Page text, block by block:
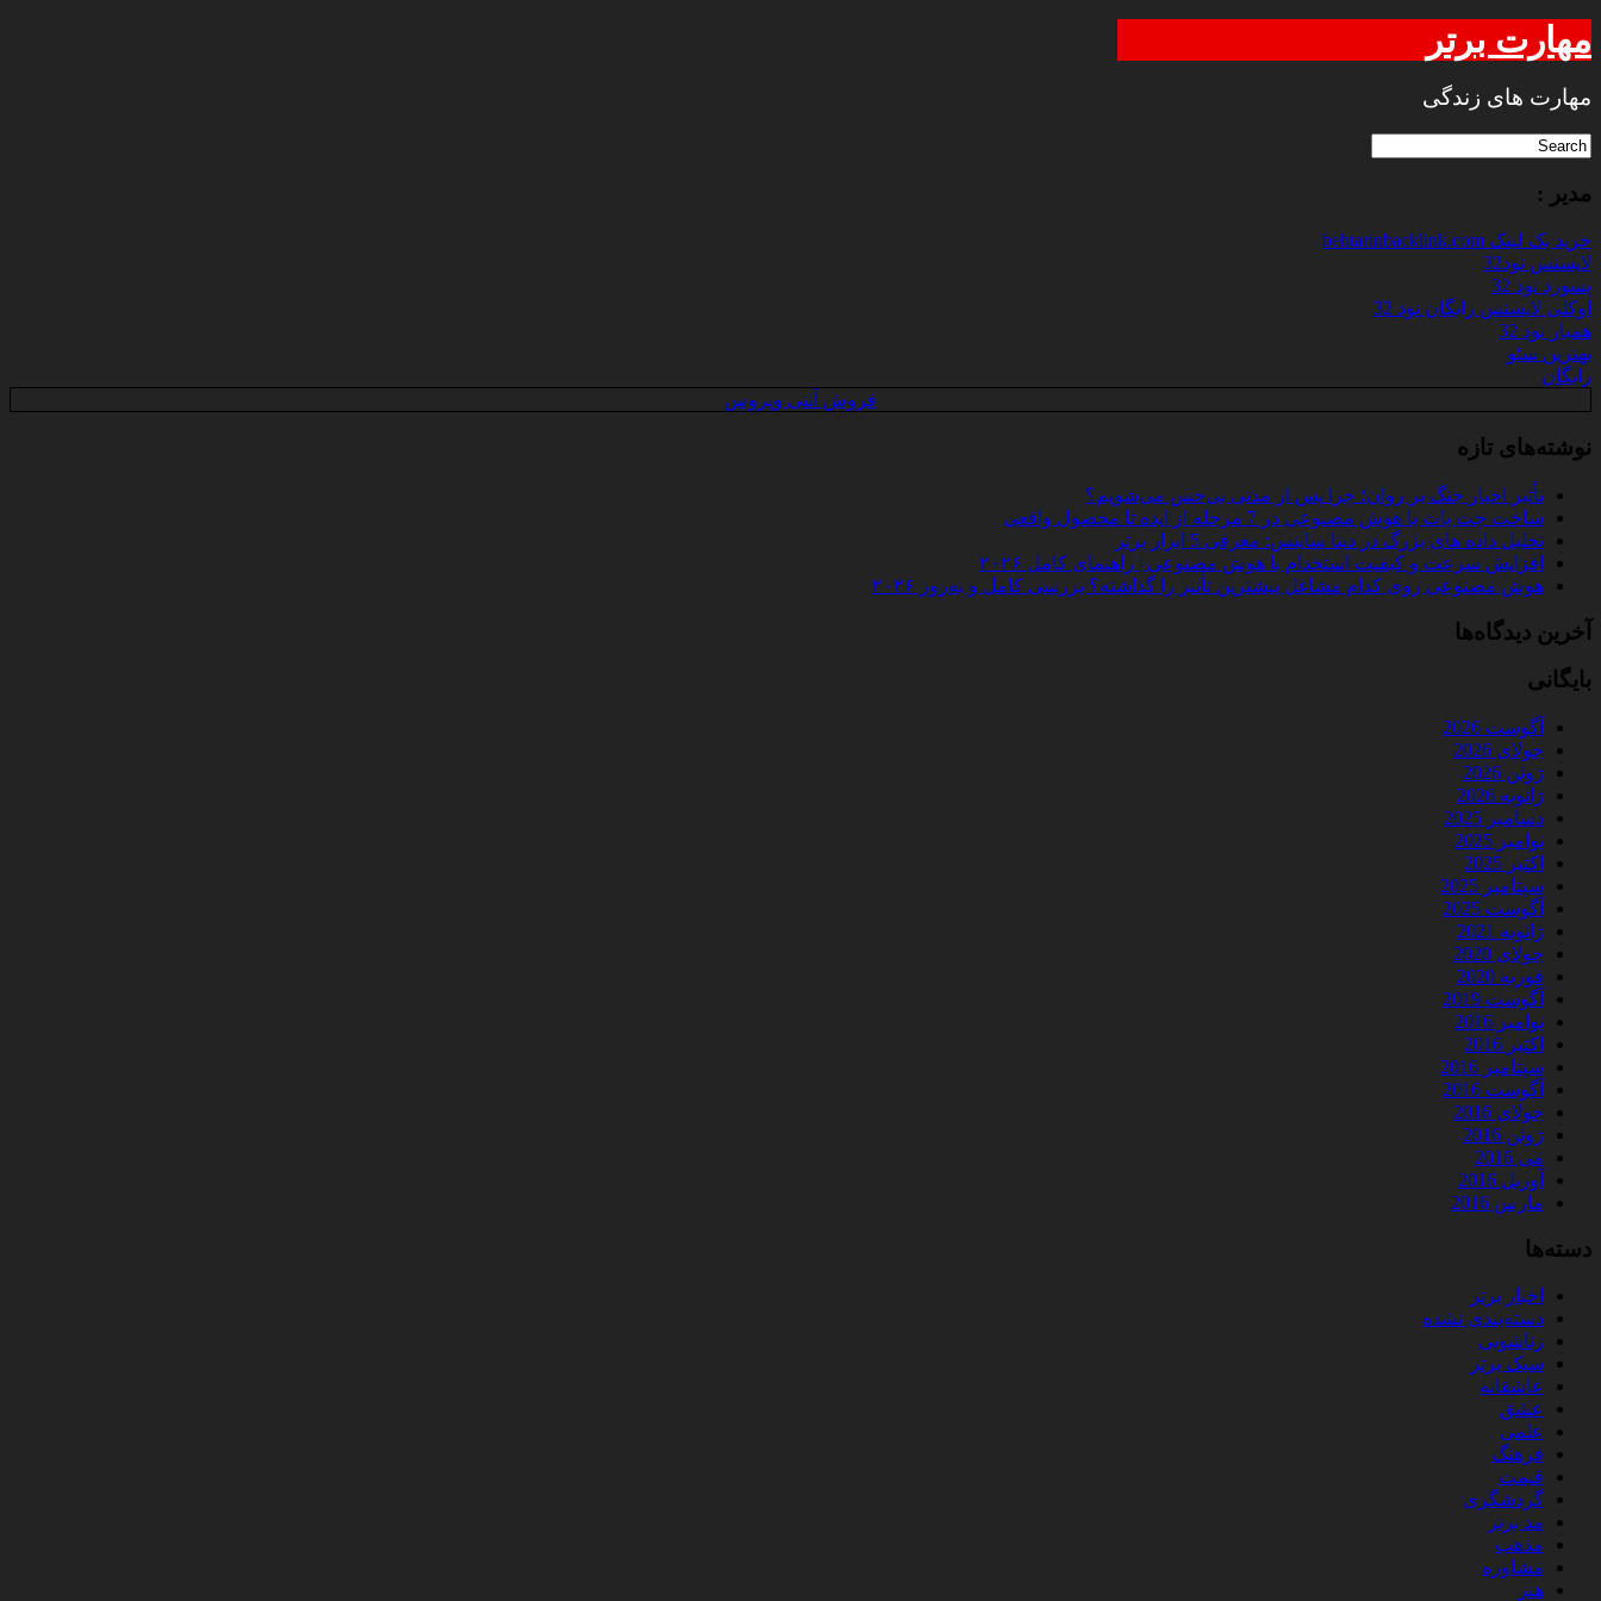
مهارت برتر
مهارت های زندگی
مدیر :
خرید بک لینک behtarinbacklink.com
لایسنس نود32
پسورد نود 32
اوکلی لایسنس رایگان نود 32
همیار نود 32
بهترین سئو
رایگان
فروش آنتی ویروس
نوشته‌های تازه
تأثیر اخبار جنگ بر روان؛ چرا پس از مدتی بی‌حس می‌شویم؟
ساخت چت‌ بات با هوش مصنوعی در 7 مرحله از ایده تا محصول واقعی
تحلیل داده‌ های بزرگ در دیتا ساینس: معرفی 5 ابزار برتر
افزایش سرعت و کیفیت استخدام با هوش مصنوعی | راهنمای کامل ۲۰۲۶
هوش مصنوعی روی کدام مشاغل بیشترین تأثیر را گذاشته؟ بررسی کامل و به‌روز ۲۰۲۶
آخرین دیدگاه‌ها
بایگانی
آگوست 2026
جولای 2026
ژوئن 2026
ژانویه 2026
دسامبر 2025
نوامبر 2025
اکتبر 2025
سپتامبر 2025
آگوست 2025
ژانویه 2021
جولای 2020
فوریه 2020
آگوست 2019
نوامبر 2016
اکتبر 2016
سپتامبر 2016
آگوست 2016
جولای 2016
ژوئن 2016
می 2016
آوریل 2016
مارس 2016
دسته‌ها
اخبار برتر
دسته‌بندی نشده
زناشویی
سبک برتر
عاشقانه
عشق
علمی
فرهنگ
قیمت
گردشگری
مد برتر
مذهب
مشاوره
هنر